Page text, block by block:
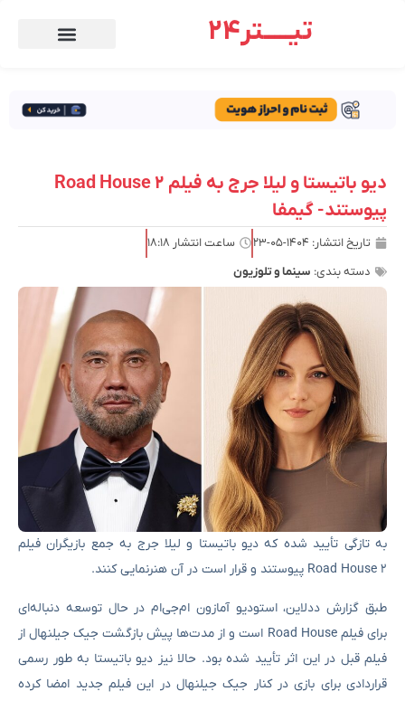
تیـــــتر24
دیو باتیستا و لیلا جرج به فیلم Road House 2
پیوستند- گیمفا
تاریخ انتشار: ۱۴۰۴-۰۵-۲۳ ساعت انتشار ۱۸:۱۸
دسته بندی: سینما و تلوزیون
به تازگی تأیید شده که دیو باتیستا و لیلا جرج به جمع بازیگران فیلم
Road House 2 پیوستند و قرار است در آن هنرنمایی کنند.
طبق گزارش ددلاین، استودیو آمازون ام‌جی‌ام در حال توسعه دنباله‌ای
برای فیلم Road House است و از مدت‌ها پیش بازگشت جیک جیلنهال از
فیلم قبل در این اثر تأیید شده بود. حالا نیز دیو باتیستا به طور رسمی
قراردادی برای بازی در کنار جیک جیلنهال در این فیلم جدید امضا کرده